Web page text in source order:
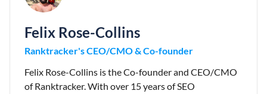
Felix Rose-Collins
Ranktracker's CEO/CMO & Co-founder
Felix Rose-Collins is the Co-founder and CEO/CMO
of Ranktracker. With over 15 years of SEO